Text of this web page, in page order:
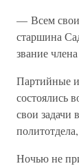
— Всем
старшина
звание
Партийные и
состоялись
свои задачи
Ночью не